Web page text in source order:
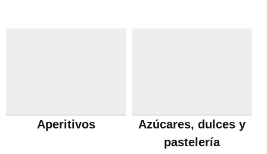
Aperitivos
Azúcares, dulces y
pastelería